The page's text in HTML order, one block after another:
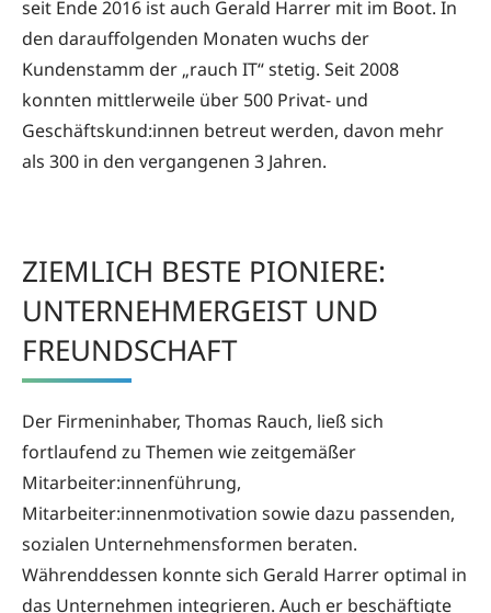
seit Ende 2016 ist auch Gerald Harrer mit im Boot. In
den darauffolgenden Monaten wuchs der
Kundenstamm der „rauch IT“ stetig. Seit 2008
konnten mittlerweile über 500 Privat- und
Geschäftskund:innen betreut werden, davon mehr
als 300 in den vergangenen 3 Jahren.
ZIEMLICH BESTE PIONIERE:
UNTERNEHMER­GEIST UND
FREUNDSCHAFT
Der Firmeninhaber, Thomas Rauch, ließ sich
fortlaufend zu Themen wie zeitgemäßer
Mitarbeiter:innenführung,
Mitarbeiter:innenmotivation sowie dazu passenden,
sozialen Unternehmensformen beraten.
Währenddessen konnte sich Gerald Harrer optimal in
das Unternehmen integrieren. Auch er beschäftigte